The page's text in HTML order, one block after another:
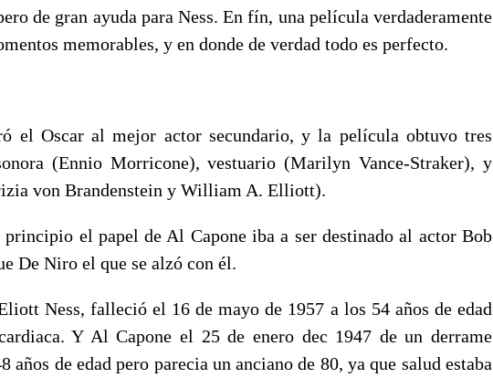
de gran ayuda para Ness. En fín, una película verdaderamente
memorables, y en donde de verdad todo es perfecto.
el Oscar al mejor actor secundario, y la película obtuvo tres
(Ennio Morricone), vestuario (Marilyn Vance-Straker), y
von Brandenstein y William A. Elliott).
el papel de Al Capone iba a ser destinado al actor Bob
De Niro el que se alzó con él.
Ness, falleció el 16 de mayo de 1957 a los 54 años de edad
Y Al Capone el 25 de enero dec 1947 de un derrame
años de edad pero parecia un anciano de 80, ya que salud estaba